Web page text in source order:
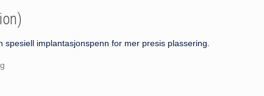
implantasjonspenn for mer presis plassering.